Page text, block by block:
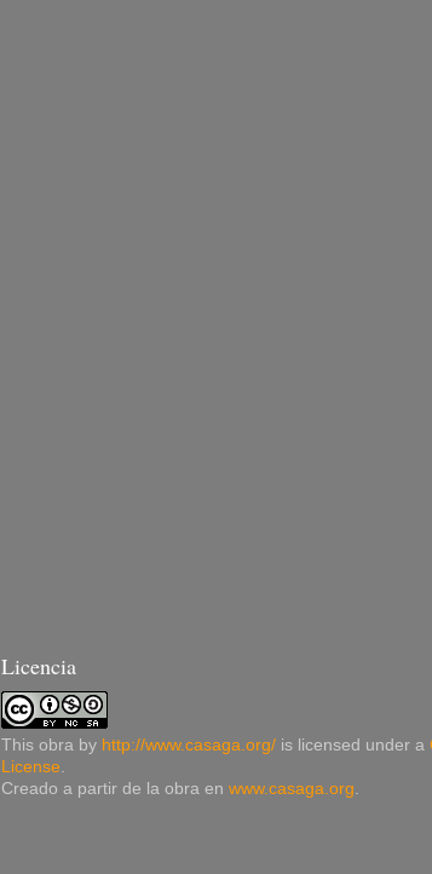
Licencia
This obra by http://www.casaga.org/ is licensed under a
License
Creado a partir de la obra en www.casaga.org